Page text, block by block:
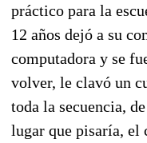
práctico para la
12 años dejó a su
computadora y se
volver, le clavó un
toda la secuencia,
lugar que pisaría, el